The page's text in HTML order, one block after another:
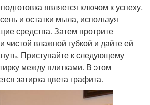
является ключом к успеху.
и остатки мыла, используя
средства. Затем протрите
чистой влажной губкой и дайте ей
Приступайте к следующему
между плитками. В этом
затирка цвета графита.